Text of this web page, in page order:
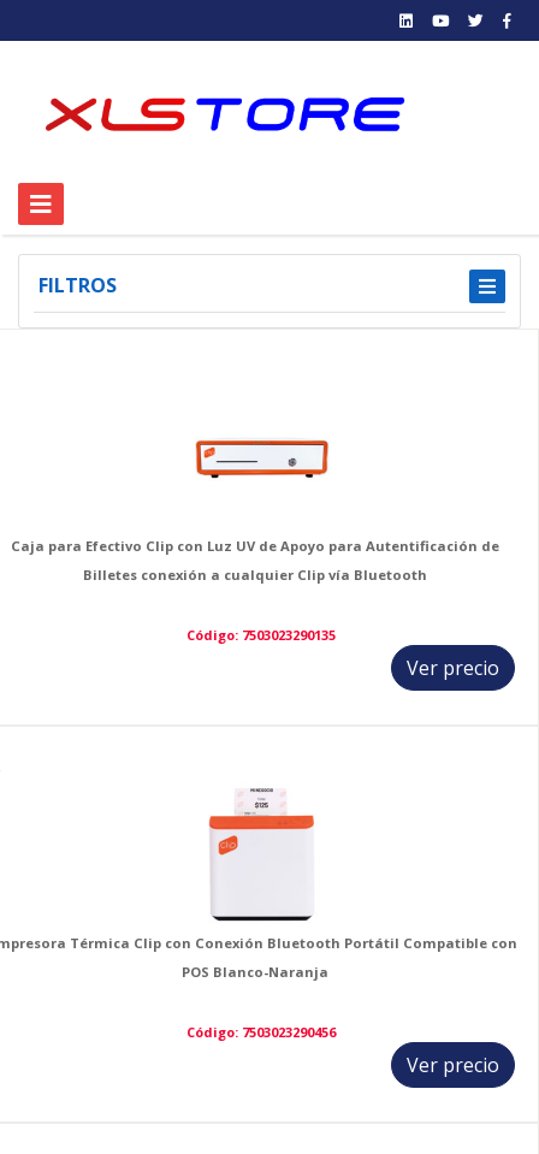
FILTROS
Caja para Efectivo Clip con Luz UV de Apoyo para Autentificación de
Billetes conexión a cualquier Clip vía Bluetooth
Código: 7503023290135
Ver precio
Térmica Clip con Conexión Bluetooth Portátil Compatible con
POS Blanco-Naranja
Código: 7503023290456
Ver precio